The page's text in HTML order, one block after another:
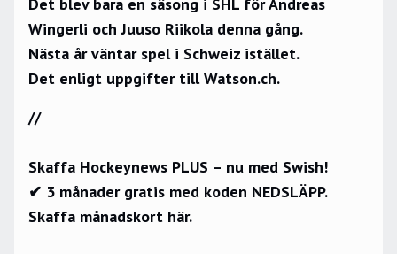
Det blev bara en säsong i SHL för Andreas
Wingerli och Juuso Riikola denna gång.
Nästa år väntar spel i Schweiz istället.
Det enligt uppgifter tillWatson.ch.
//
Skaffa Hockeynews PLUS – nu med Swish!
✔ 3 månader gratis med koden NEDSLÄPP.
Skaffa månadskort här.